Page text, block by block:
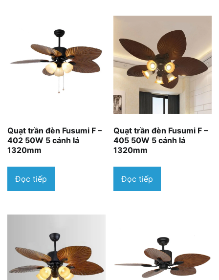
Quạt trần đèn Fusumi F –
402 50W 5 cánh lá
1320mm
Đọc tiếp
Quạt trần đèn Fusumi F –
405 50W 5 cánh lá
1320mm
Đọc tiếp